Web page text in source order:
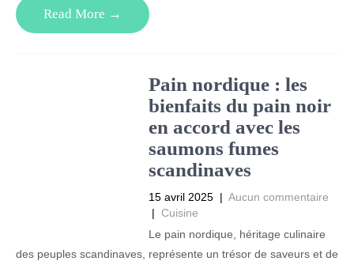
Read More →
Pain nordique : les
bienfaits du pain noir
en accord avec les
saumons fumes
scandinaves
15 avril 2025 | Aucun commentaire
| Cuisine
Le pain nordique, héritage culinaire
des peuples scandinaves, représente un trésor de saveurs et de